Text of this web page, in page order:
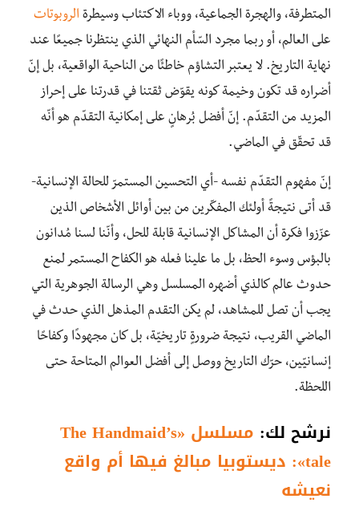
المتطرفة، والهجرة الجماعية، ووباء الاكتئاب وسيطرة الروبوتات
على العالم، أو ربما مجرد السّأم النهائي الذي ينتظرنا جميعًا عند
نهاية التاريخ. لا يعتبر التشاؤم خاطئًا من الناحية الواقعية، بل إنّ
أضراره قد تكون وخيمة كونه يقوّض ثقتنا في قدرتنا على إحراز
المزيد من التقدّم. إنّ أفضل بُرهانٍ على إمكانية التقدّم هو أنّه
قد تحقّق في الماضي.
إنّ مفهوم التقدّم نفسه -أي التحسين المستمرّ للحالة الإنسانية-
قد أتى نتيجةً أولئك المفكّرين من بين أوائل الأشخاص الذين
عزّزوا فكرة أن المشاكل الإنسانية قابلة للحل، وأنّنا لسنا مُدانون
بالبؤس وسوء الحظ، بل ما علينا فعله هو الكفاح المستمر لمنع
حدوث عالم كالذي أضهره المسلسل وهي الرسالة الجوهرية التي
يجب أن تصل للمشاهد، لم يكن التقدم المذهل الذي حدث في
الماضي القريب، نتيجة ضرورةٍ تاريخيّة، بل كان مجهودًا وكفاحًا
إنسانيّين، حرّك التاريخ ووصل إلى أفضل العوالم المتاحة حتى
اللحظة.
نرشح لك:
مسلسل «The Handmaid’s
tale»: ديستوبيا مبالغ فيها أم واقع
نعيشه